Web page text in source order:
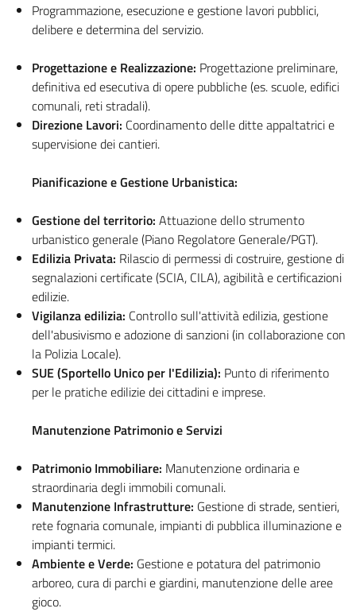
Programmazione, esecuzione e gestione lavori pubblici,
delibere e determina del servizio.
Progettazione e Realizzazione: Progettazione preliminare,
definitiva ed esecutiva di opere pubbliche (es. scuole, edifici
comunali, reti stradali).
Direzione Lavori: Coordinamento delle ditte appaltatrici e
supervisione dei cantieri.
Pianificazione e Gestione Urbanistica:
Gestione del territorio: Attuazione dello strumento
urbanistico generale (Piano Regolatore Generale/PGT).
Edilizia Privata: Rilascio di permessi di costruire, gestione di
segnalazioni certificate (SCIA, CILA), agibilità e certificazioni
edilizie.
Vigilanza edilizia: Controllo sull'attività edilizia, gestione
dell'abusivismo e adozione di sanzioni (in collaborazione con
la Polizia Locale).
SUE (Sportello Unico per l'Edilizia): Punto di riferimento
per le pratiche edilizie dei cittadini e imprese.
Manutenzione Patrimonio e Servizi
Patrimonio Immobiliare: Manutenzione ordinaria e
straordinaria degli immobili comunali.
Manutenzione Infrastrutture: Gestione di strade, sentieri,
rete fognaria comunale, impianti di pubblica illuminazione e
impianti termici.
Ambiente e Verde: Gestione e potatura del patrimonio
arboreo, cura di parchi e giardini, manutenzione delle aree
gioco.